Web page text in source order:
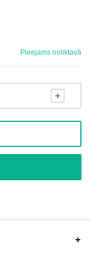
Pieejams noliktavā